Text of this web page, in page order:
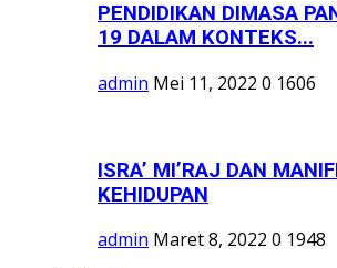
PENDIDIKAN DIMASA
19 DALAM KONTEKS...
admin Mei 11, 2022 0 1606
ISRA’ MI’RAJ DAN
KEHIDUPAN
admin Maret 8, 2022 0 1948